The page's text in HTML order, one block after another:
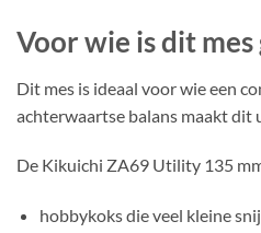
Voor wie is dit mes
Dit mes is ideaal voor wie een
achterwaartse balans maakt
De Kikuichi ZA69 Utility 135
hobbykoks die veel kleine